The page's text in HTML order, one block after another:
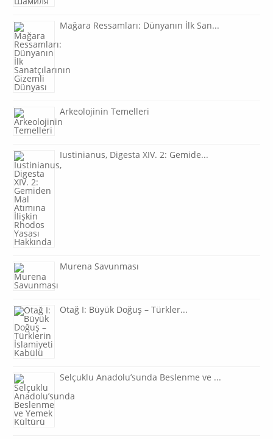
Mağara Ressamları: Dünyanın İlk San...
Arkeolojinin Temelleri
Iustinianus, Digesta XIV. 2: Gemide...
Murena Savunması
Otağ I: Büyük Doğuş – Türkler...
Selçuklu Anadolu’sunda Beslenme ve ...